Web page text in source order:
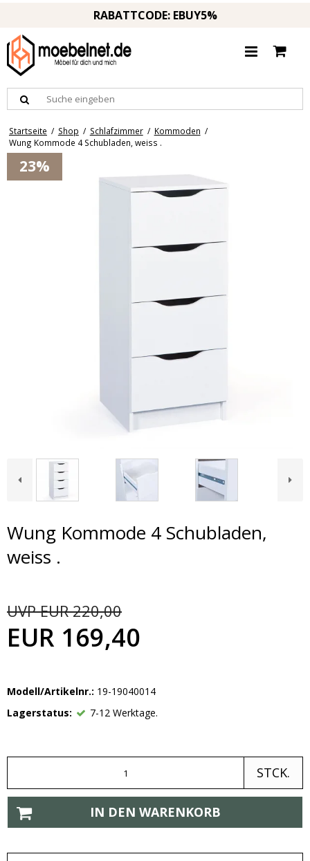
RABATTCODE: EBUY5%
Startseite / Shop / Schlafzimmer / Kommoden /
Wung Kommode 4 Schubladen, weiss .
23%
Wung Kommode 4 Schubladen,
weiss .
EUR 169,40
UVP EUR 220,00
Modell/Artikelnr.: 19-19040014
Lagerstatus:
7-12 Werktage.
STCK.
IN DEN WARENKORB